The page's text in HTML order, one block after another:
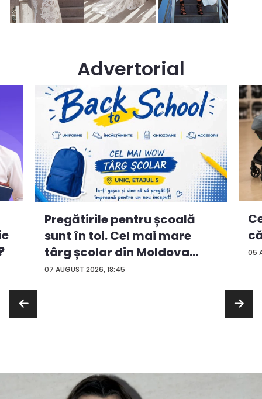
Advertorial
07 AUGUST 2026, 18:45
Pregătirile pentru școală
sunt în toi. Cel mai mare
târg școlar din Moldova
con...
05